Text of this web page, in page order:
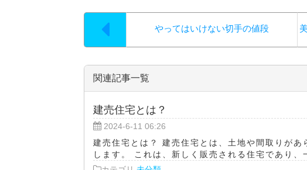
やってはいけない切手の値段
関連記事一覧
建売住宅とは？
2024-6-11 06:26
建売住宅とは？ 建売住宅とは、土地や間取りが
します。 これは、新しく販売される住宅であり、